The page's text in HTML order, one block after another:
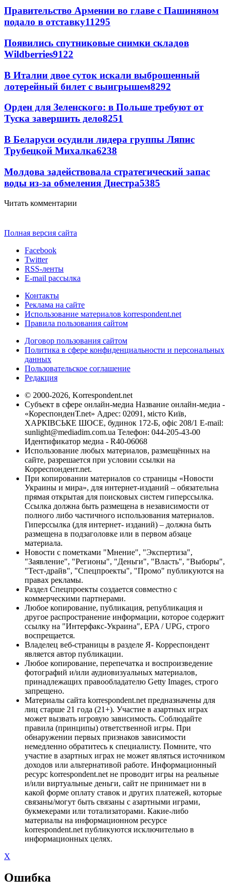
Правительство Армении во главе с Пашиняном
подало в отставку11295
Появились спутниковые снимки складов
Wildberries9122
В Италии двое суток искали выброшенный
лотерейный билет с выигрышем8292
Орден для Зеленского: в Польше требуют от
Туска завершить дело8251
В Беларуси осудили лидера группы Ляпис
Трубецкой Михалка6238
Молдова задействовала стратегический запас
воды из-за обмеления Днестра5385
Читать комментарии
Полная версия сайта
Facebook
Twitter
RSS-ленты
E-mail рассылка
Контакты
Реклама на сайте
Использование материалов korrespondent.net
Правила пользования сайтом
Договор пользования сайтом
Политика в сфере конфиденциальности и персональных
данных
Пользовательское соглашение
Редакция
© 2000-2026, Korrespondent.net
Субъект в сфере онлайн-медиа Название онлайн-медиа -
«КореспонденТ.net» Адрес: 02091, місто Київ,
ХАРКІВСЬКЕ ШОСЕ, будинок 172-Б, офіс 208/1 E-mail:
sunlight@mediadim.com.ua Телефон: 044-205-43-00
Идентификатор медиа - R40-06068
Использование любых материалов, размещённых на
сайте, разрешается при условии ссылки на
Корреспондент.net.
При копировании материалов со страницы «Новости
Украины и мира», для интернет-изданий – обязательна
прямая открытая для поисковых систем гиперссылка.
Ссылка должна быть размещена в независимости от
полного либо частичного использования материалов.
Гиперссылка (для интернет- изданий) – должна быть
размещена в подзаголовке или в первом абзаце
материала.
Новости с пометками "Мнение", "Экспертиза",
"Заявление", "Регионы", "Деньги", "Власть", "Выборы",
"Тест-драйв", "Спецпроекты", "Промо" публикуются на
правах рекламы.
Раздел Спецпроекты создается совместно с
коммерческими партнерами.
Любое копирование, публикация, републикация и
другое распространение информации, которое содержит
ссылку на "Интерфакс-Украина", EPA / UPG, строго
воспрещается.
Владелец веб-страницы в разделе Я- Корреспондент
является автор публикации.
Любое копирование, перепечатка и воспроизведение
фотографий и/или аудиовизуальных материалов,
принадлежащих правообладателю Getty Images, строго
запрещено.
Материалы сайта korrespondent.net предназначены для
лиц старше 21 года (21+). Участие в азартных играх
может вызвать игровую зависимость. Соблюдайте
правила (принципы) ответственной игры. При
обнаружении первых признаков зависимости
немедленно обратитесь к специалисту. Помните, что
участие в азартных играх не может являться источником
доходов или альтернативой работе. Информационный
ресурс korrespondent.net не проводит игры на реальные
и/или виртуальные деньги, сайт не принимает ни в
какой форме оплату ставок и других платежей, которые
связаны/могут быть связаны с азартными играми,
букмекерами или тотализаторами. Какие-либо
материалы на информационном ресурсе
korrespondent.net публикуются исключительно в
информационных целях.
X
Ошибка